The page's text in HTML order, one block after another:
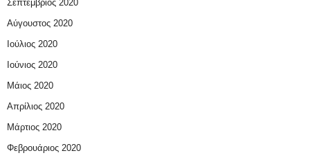
Σεπτέμβριος 2020
Αύγουστος 2020
Ιούλιος 2020
Ιούνιος 2020
Μάιος 2020
Απρίλιος 2020
Μάρτιος 2020
Φεβρουάριος 2020